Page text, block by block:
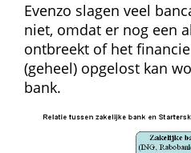
Evenzo slagen veel
niet, omdat er nog een
ontbreekt of het
(geheel) opgelost kan
bank.